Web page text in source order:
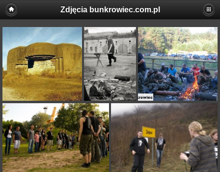
Zdjęcia bunkrowiec.com.pl